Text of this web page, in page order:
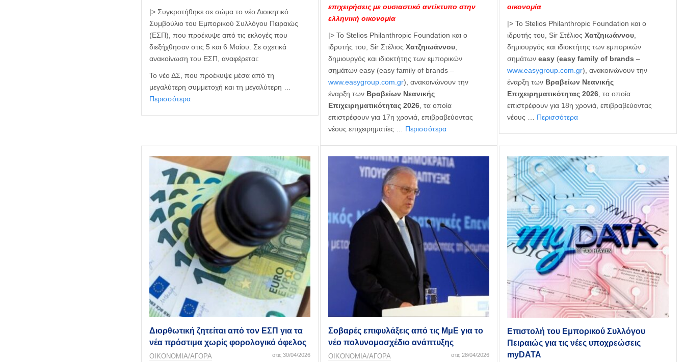
|> Συγκροτήθηκε σε σώμα το νέο Διοικητικό
Συμβούλιο του Εμπορικού Συλλόγου Πειραιώς
(ΕΣΠ), που προέκυψε από τις εκλογές που
διεξήχθησαν στις 5 και 6 Μαΐου. Σε σχετικά
ανακοίνωση του ΕΣΠ, αναφέρεται:
Το νέο ΔΣ, που προέκυψε μέσα από τη
μεγαλύτερη συμμετοχή και τη μεγαλύτερη …
Περισσότερα
επιχειρήσεις με ουσιαστικό αντίκτυπο στην
ελληνική οικονομία
|> Το Stelios Philanthropic Foundation και ο
ιδρυτής του, Sir ΣτέλιοςΧατζηιωάννου
δημιουργός και ιδιοκτήτης των εμπορικών
σημάτων easy (easy family of brands –
www.easygroup.com.gr), ανακοινώνουν την
έναρξη των Βραβείων Νεανικής
Επιχειρηματικότητας 2026 , τα οποία
επιστρέφουν για 17η χρονιά, επιβραβεύοντας
νέους επιχειρηματίες … Περισσότερα
οικονομία
|> Το Stelios Philanthropic Foundation και ο
ιδρυτής του, Sir ΣτέλιοςΧατζηιωάννου
δημιουργός και ιδιοκτήτης των εμπορικών
σημάτωνeasy (easy family of brands –
www.easygroup.com.gr), ανακοινώνουν την
έναρξη των Βραβείων Νεανικής
Επιχειρηματικότητας 2026 , τα οποία
επιστρέφουν για 18η χρονιά, επιβραβεύοντας
νέους … Περισσότερα
Διορθωτική ζητείται από τον ΕΣΠ για τα
νέα πρόστιμα χωρίς φορολογικό όφελος
ΟΙΚΟΝΟΜΙΑ/ΑΓΟΡΑ στις 30/04/2026
Σοβαρές επιφυλάξεις από τις ΜμΕ για το
νέο πολυνομοσχέδιο ανάπτυξης
ΟΙΚΟΝΟΜΙΑ/ΑΓΟΡΑ στις 28/04/2026
Επιστολή του Εμπορικού Συλλόγου
Πειραιώς για τις νέες υποχρεώσεις
myDATA